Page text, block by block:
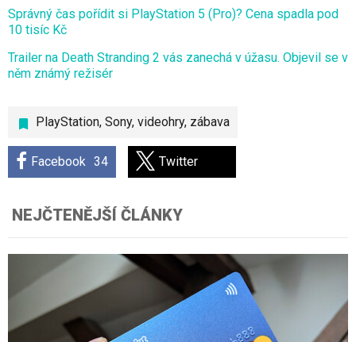
PlayStation, Sony, videohry, zábava
Facebook 34 Twitter
Správný čas pořídit si PlayStation 5 (Pro)? Cena spadla pod
10 tisíc Kč
Trailer na Death Stranding 2 vás zanechá v úžasu. Objevil se v
něm známý režisér
NEJČTENĚJŠÍ ČLÁNKY